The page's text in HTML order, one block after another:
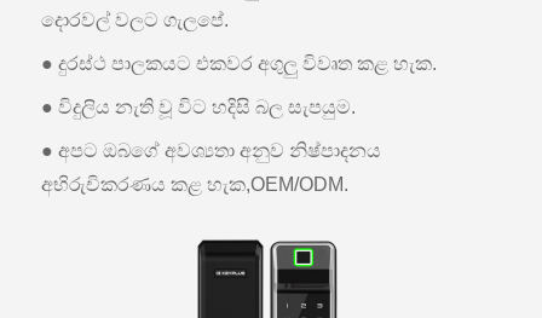
දොරවල් වලට ගැලපේ.
● දුරස්ථ පාලකයට එකවර අගුලු විවෘත කළ හැක.
● විදුලිය නැති වූ විට හදිසි බල සැපයුම.
● අපට ඔබගේ අවශ්‍යතා අනුව නිෂ්පාදනය
අභිරුචිකරණය කළ හැක,OEM/ODM.